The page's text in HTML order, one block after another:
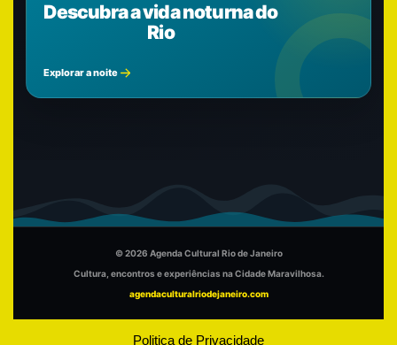
Descubra a vida noturna do
Rio
Explorar a noite
© 2026 Agenda Cultural Rio de Janeiro
Cultura, encontros e experiências na Cidade Maravilhosa.
agendaculturalriodejaneiro.com
Politica de Privacidade